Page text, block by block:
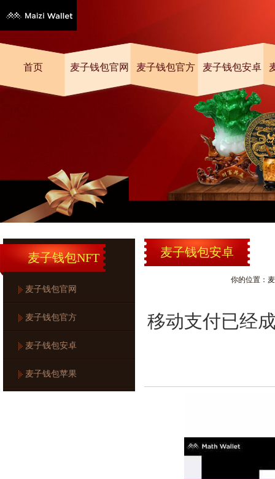
首页 麦子钱包官网 麦子钱包官方 麦子钱包安卓
麦子钱包NFT
麦子钱包官网
麦子钱包官方
麦子钱包安卓
麦子钱包苹果
麦子钱包安卓
你的位置：
移动支付已经